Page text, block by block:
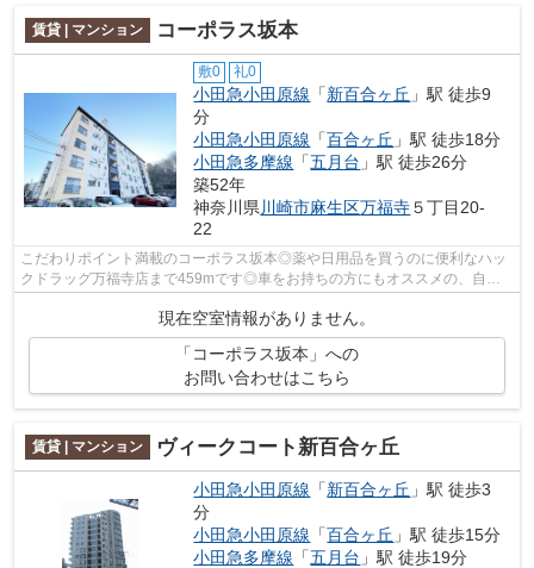
賃貸 | マンション コーポラス坂本
敷0 礼0
小田急小田原線 「新百合ヶ丘 」駅 徒歩9
分
小田急小田原線 「百合ヶ丘 」駅 徒歩18分
小田急多摩線 「五月台 」駅 徒歩26分
築52年
神奈川県川崎市麻生区万福寺５丁目20-
22
こだわりポイント満載のコーポラス坂本◎薬や日用品を買うのに便利なハッ
クドラッグ万福寺店まで459mです◎車をお持ちの方にもオススメの、自走
現在空室情報がありません。
「コーポラス坂本」への
お問い合わせはこちら
賃貸 | マンション ヴィークコート新百合ヶ丘
小田急小田原線 「新百合ヶ丘 」駅 徒歩3
分
小田急小田原線 「百合ヶ丘 」駅 徒歩15分
小田急多摩線 「五月台 」駅 徒歩19分